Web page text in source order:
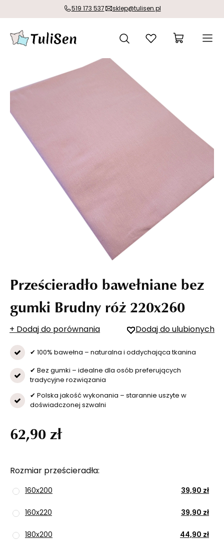
519 173 537 sklep@tulisen.pl
Prześcieradło bawełniane bez
gumki Brudny róż 220x260
+ Dodaj do porównania Dodaj do ulubionych
✔ 100% bawełna – naturalna i oddychająca tkanina
✔ Bez gumki – idealne dla osób preferujących
tradycyjne rozwiązania
✔ Polska jakość wykonania – starannie uszyte w
doświadczonej szwalni
Rozmiar prześcieradła
160x200 39,90 zł
160x220 39,90 zł
180x200 44,90 zł
62,90 zł